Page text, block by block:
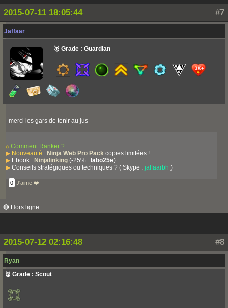
#7
2015-07-11 18:05:44
Jaffaar
🥇 Grade : Guardian
merci les gars de tenir au jus
⌕ Comment Ranker ?
▶ Nouveauté : Ninja Web Pro Pack copies limitées !
▶ Ebook : Ninjalinking (-25% : labo25e)
▶ Conseils stratégiques ou techniques ? ( Skype : jaffaarbh )
0 J'aime ❤️
🔴 Hors ligne
#8
2015-07-12 02:16:48
Ryan
🥉 Grade : Scout